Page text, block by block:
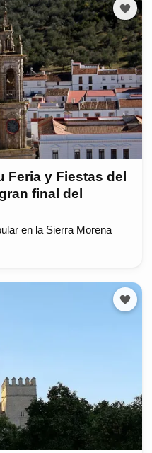
Feria y Fiestas del
final del
en la Sierra Morena